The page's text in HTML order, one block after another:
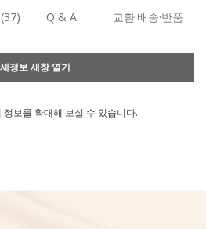
(37) Q & A 교환·배송·반품
정보 새창 열기
정보를 확대해 보실 수 있습니다.